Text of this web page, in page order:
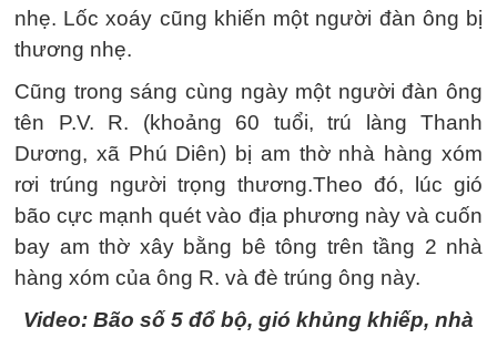
nhẹ. Lốc xoáy cũng khiến một người đàn ông bị
thương nhẹ.
Cũng trong sáng cùng ngày một người đàn ông
tên P.V. R. (khoảng 60 tuổi, trú làng Thanh
Dương, xã Phú Diên) bị am thờ nhà hàng xóm
rơi trúng người trọng thương.Theo đó, lúc gió
bão cực mạnh quét vào địa phương này và cuốn
bay am thờ xây bằng bê tông trên tầng 2 nhà
hàng xóm của ông R. và đè trúng ông này.
Video: Bão số 5 đổ bộ, gió khủng khiếp, nhà